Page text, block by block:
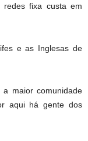
redes fixa custa em
e as Inglesas de
maior comunidade
aqui há gente dos